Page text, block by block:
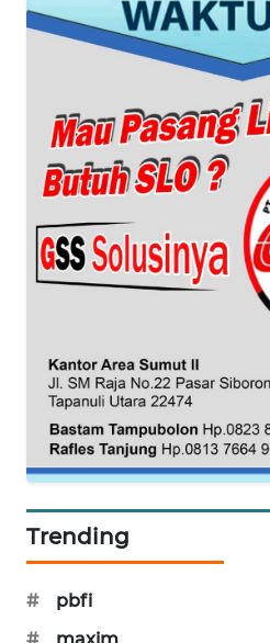
Trending
#
pbfi
WAHANA
PERSONA
WAHANA
OTOMOTIF
WAHANA
DESA
WISATA
LAPAK
WAHANA
Wahana
Network